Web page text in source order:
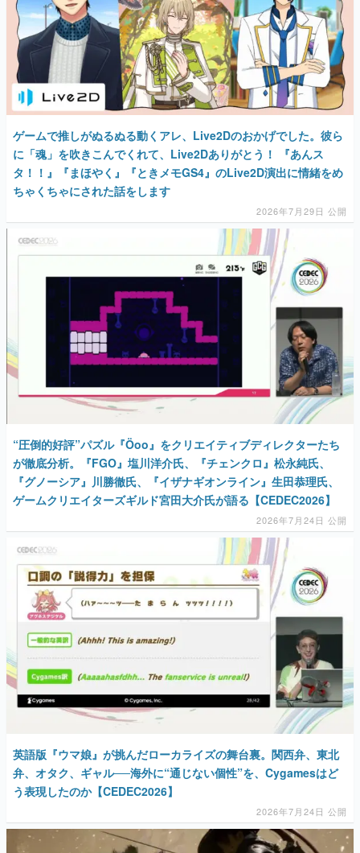
ゲームで推しがぬるぬる動くアレ、Live2Dのおかげでした。彼ら
に「魂」を吹きこんでくれて、Live2Dありがとう！ 『あんス
タ！！』『まほやく』『ときメモGS4』のLive2D演出に情緒をめ
ちゃくちゃにされた話をします
2026年7月29日 公開
“圧倒的好評”パズル『Öoo』をクリエイティブディレクターたち
が徹底分析。『FGO』塩川洋介氏、『チェンクロ』松永純氏、
『グノーシア』川勝徹氏、『イザナギオンライン』生田恭理氏、
ゲームクリエイターズギルド宮田大介氏が語る【CEDEC2026】
2026年7月24日 公開
英語版『ウマ娘』が挑んだローカライズの舞台裏。関西弁、東北
弁、オタク、ギャル──海外に“通じない個性”を、Cygamesはど
う表現したのか【CEDEC2026】
2026年7月24日 公開